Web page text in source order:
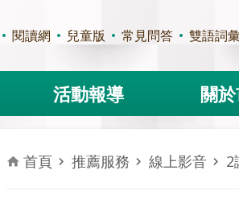
閱讀網 兒童版 常見問答 雙語詞
活動報導 關
首頁 推薦服務 線上影音 2